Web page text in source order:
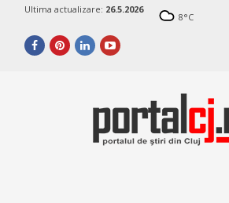
Ultima actualizare: 26.5.2026
8°C